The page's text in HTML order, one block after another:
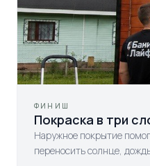
ФИНИШ
Покраска в три
Наружное покрытие
переносить солнце,